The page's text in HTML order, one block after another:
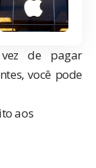
de pagar
você pode
aos